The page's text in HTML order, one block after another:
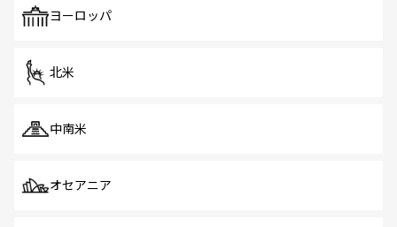
で、ホーカーズは地元の風情を楽しめる外せないスポット
ヨーロッパ
北米
中南米
オセアニア